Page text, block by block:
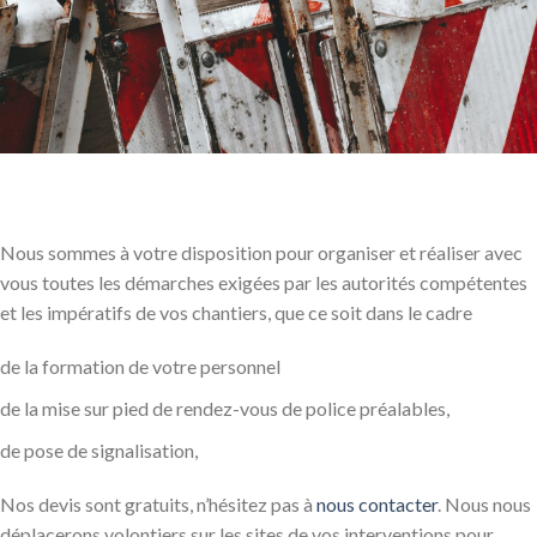
Nous sommes à votre disposition pour organiser et réaliser avec
vous toutes les démarches exigées par les autorités compétentes
et les impératifs de vos chantiers, que ce soit dans le cadre
de la formation de votre personnel
de la mise sur pied de rendez-vous de police préalables,
de pose de signalisation,
Nos devis sont gratuits, n’hésitez pas à nous contacter. Nous nous